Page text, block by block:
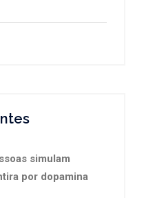
simulam
por dopamina